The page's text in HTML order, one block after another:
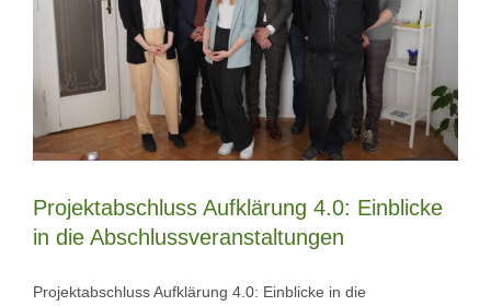
Projektabschluss Aufklärung 4.0: Einblicke
in die Abschlussveranstaltungen
Projektabschluss Aufklärung 4.0: Einblicke in die